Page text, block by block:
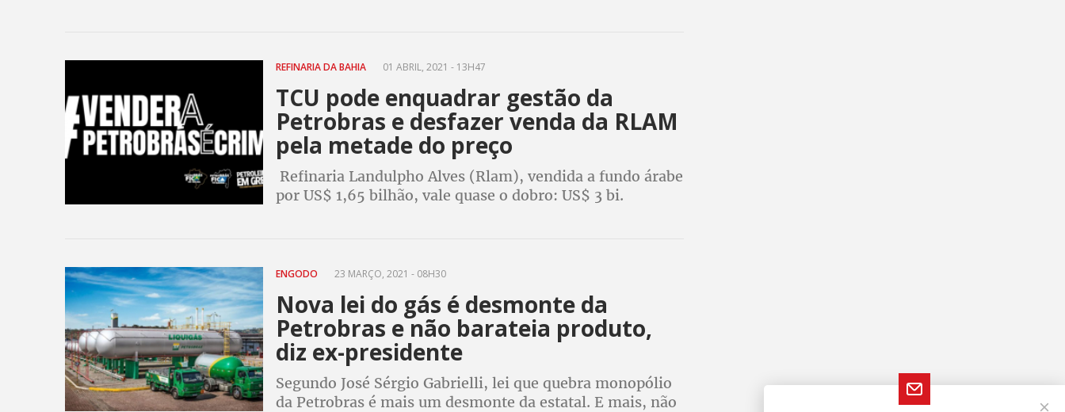
REFINARIA DA BAHIA 01 ABRIL, 2021 - 13H47
TCU pode enquadrar gestão da
Petrobras e desfazer venda da RLAM
pela metade do preço
Refinaria Landulpho Alves (Rlam), vendida a fundo árabe
por US$ 1,65 bilhão, vale quase o dobro: US$ 3 bi.
ENGODO 23 MARÇO, 2021 - 08H30
Nova lei do gás é desmonte da
Petrobras e não barateia produto,
diz ex-presidente
Segundo José Sérgio Gabrielli, lei que quebra monopólio
da Petrobras é mais um desmonte da estatal. E mais, não